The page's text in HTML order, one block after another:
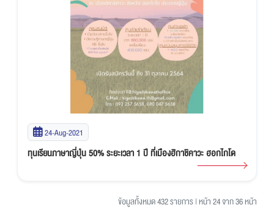
24-Aug-2021
ทุนเรียนภาษาญี่ปุ่น 50% ระยะเวลา 1 ปี ที่เมืองฮิกาชิคาวะ ฮอกไกโด
ข้อมูลทั้งหมด 432 รายการ|หน้า 24 จาก 36 หน้า